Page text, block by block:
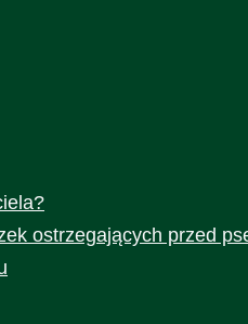
ostrzegających przed